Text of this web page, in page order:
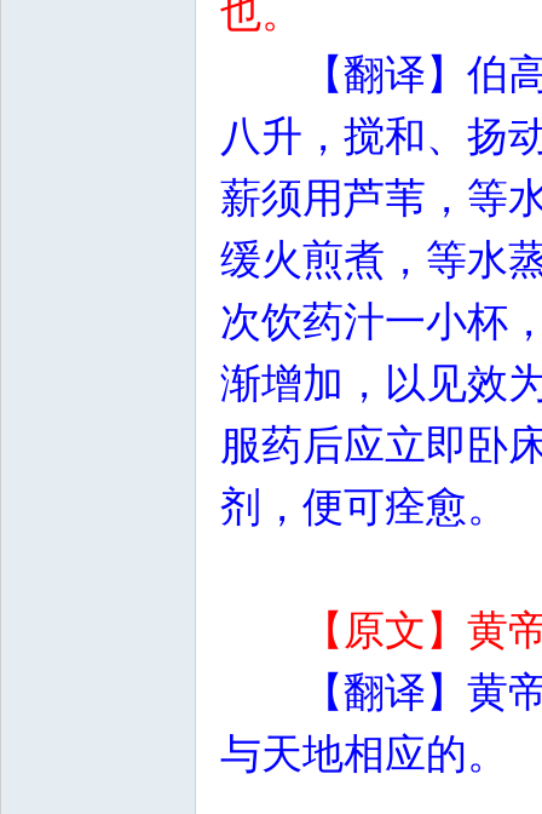
也。
【翻译】伯
八升，搅和、扬
薪须用芦苇，等
缓火煎煮，等水
次饮药汁一小杯
渐增加，以见效
服药后应立即卧
剂，便可痊愈。
【原文】黄
【翻译】黄
与天地相应的。